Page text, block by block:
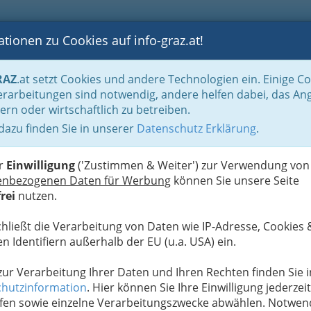
BLOGS FOTOS GASTRONOMIE BRANCHEN
zu Cookies auf info-graz.at!
.at setzt Cookies und andere Technologien ein. Einige
sind notwendig, andere helfen dabei, das
oder wirtschaftlich zu betreiben.
finden Sie in unserer Datenschutz Erklärung.
Einwilligung('Zustimmen & Weiter') zur Verwendung von
Daten für Werbung können Sie unsere Seite
nutzen.
die Verarbeitung von Daten wie IP-Adresse, Cookies
Identifiern außerhalb der EU (u.a. USA) ein.
Verarbeitung Ihrer Daten und Ihren Rechten finden Sie
. Hier können Sie Ihre Einwilligung jederzeit
sowie einzelne Verarbeitungszwecke abwählen.
Spielsalons / Spielstube
GmbH